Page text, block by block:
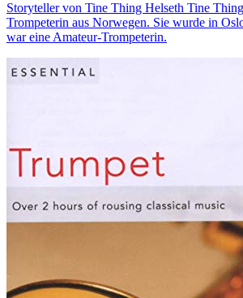
Storyteller von Tine Thing Helseth Tine
Trompeterin aus Norwegen. Sie wurde in
war eine Amateur-Trompeterin.